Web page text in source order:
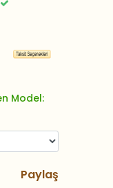
Model:
Paylaş